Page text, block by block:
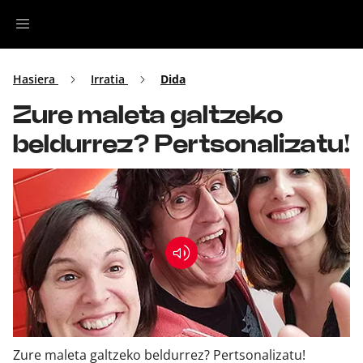
Irratia
Top Gaztea
Musika
Ekitaldiak
Ikus-entzunezkoak
Hasiera Irratia Dida
Zure maleta galtzeko
beldurrez? Pertsonalizatu!
Zure maleta galtzeko beldurrez? Pertsonalizatu!